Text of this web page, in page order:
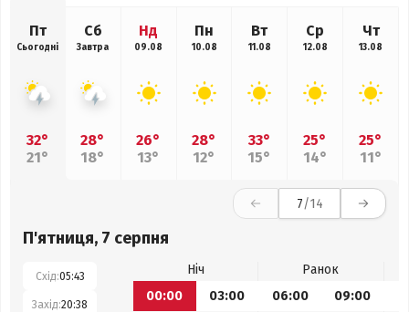
Пт
Сьогодні
32°
21°
Сб
Завтра
28°
18°
Нд
09.08
26°
13°
Пн
10.08
28°
12°
Вт
11.08
33°
15°
Ср
12.08
25°
14°
Чт
13.08
25°
11°
7/14
П'ятниця, 7 серпня
Схід:05:43
Захід:20:38
Ніч
Ранок
00:00
03:00 06:00 09:00